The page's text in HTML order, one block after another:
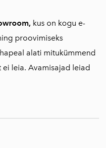
kus on kogu e-
proovimiseks
alati mitukümmend
leia. Avamisajad leiad